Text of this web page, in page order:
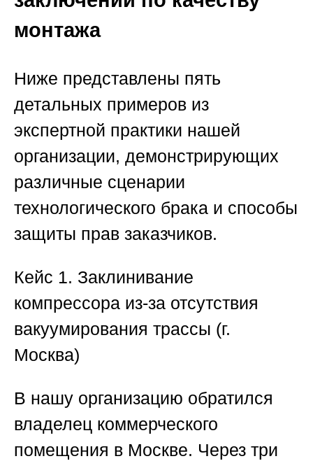
монтажа
Ниже представлены пять
детальных примеров из
экспертной практики нашей
организации, демонстрирующих
различные сценарии
технологического брака и способы
защиты прав заказчиков.
Кейс 1. Заклинивание
компрессора из-за отсутствия
вакуумирования трассы (г.
Москва)
В нашу организацию обратился
владелец коммерческого
помещения в Москве. Через три